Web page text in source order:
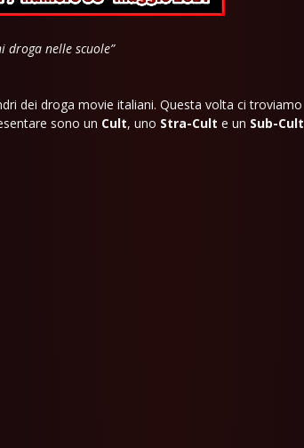
droga nelle scuole”
dei droga movie italiani. Questa volta ci troviamo
sono un Cult, uno Stra-Cult e un Sub-Cult